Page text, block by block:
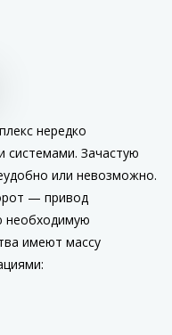
нередко
системами. Зачастую
или невозможно.
— привод
необходимую
имеют массу